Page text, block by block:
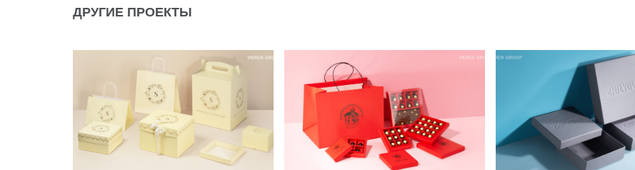
ДРУГИЕ ПРОЕКТЫ
УПАКОВКА ДЛЯ
ДЕСЕРТОВ STELLA SWEETS
УПАКОВКА ДЛЯ КОНФЕТ
И ШОКОЛАДА
KJOBMANSGARDEN
ПРЕМИАЛЬНАЯ ECO-
УПАКОВКА ДЛЯ
ZHILYOVA